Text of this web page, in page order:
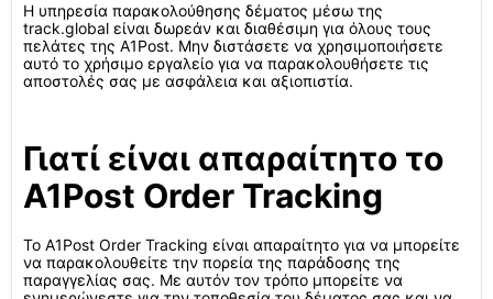
Η υπηρεσία παρακολούθησης δέματος μέσω της
track.global είναι δωρεάν και διαθέσιμη για όλους τους
πελάτες της A1Post. Μην διστάσετε να χρησιμοποιήσετε
αυτό το χρήσιμο εργαλείο για να παρακολουθήσετε τις
αποστολές σας με ασφάλεια και αξιοπιστία.
Γιατί είναι απαραίτητο το
A1Post Order Tracking
Το A1Post Order Tracking είναι απαραίτητο για να μπορείτε
να παρακολουθείτε την πορεία της παράδοσης της
παραγγελίας σας. Με αυτόν τον τρόπο μπορείτε να